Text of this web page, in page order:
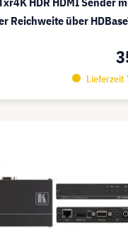
Reichweite über
Lieferzeit